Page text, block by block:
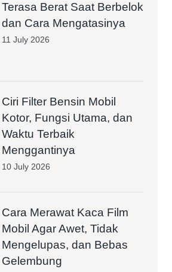
Terasa Berat Saat Berbelok
dan Cara Mengatasinya
11 July 2026
Ciri Filter Bensin Mobil
Kotor, Fungsi Utama, dan
Waktu Terbaik
Menggantinya
10 July 2026
Cara Merawat Kaca Film
Mobil Agar Awet, Tidak
Mengelupas, dan Bebas
Gelembung